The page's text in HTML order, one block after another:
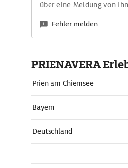
über eine Meldung von
Fehler melden
PRIENAVERA
Prien am Chiemsee
Bayern
Deutschland